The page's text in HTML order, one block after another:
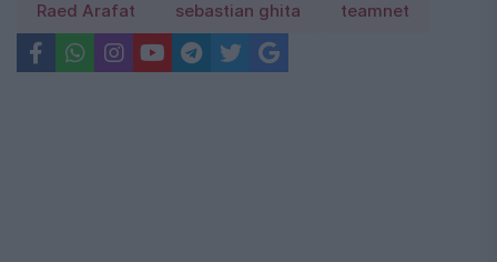
Raed Arafat sebastian ghita teamnet